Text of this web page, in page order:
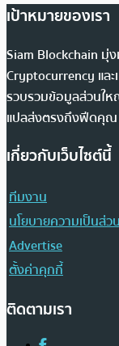
เป้าหมายของเรา
Siam Blockchain มุ่
Cryptocurrency และ
รวบรวมข้อมูลส่วนให
แปลส่งตรงถึงฟีดคุณ
เกี่ยวกับเว็บไซต์นี้
ทีมงาน
นโยบายความเป็นส่ว
Advertise
ตั้งค่าคุกกี้
ติดตามเรา